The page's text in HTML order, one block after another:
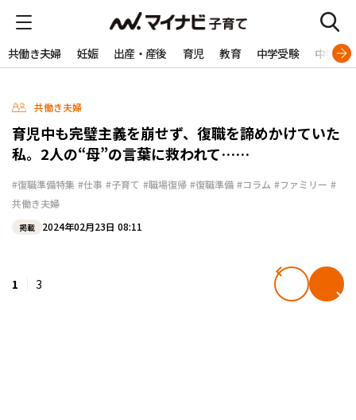
共働き夫婦 妊娠 出産・産後 育児 教育 中学受験 中学生
共働き夫婦
育児中も完璧主義を崩せず、復職を諦めかけていた
私。2人の“母”の言葉に救われて……
#復職準備特集 #仕事 #子育て #職場復帰 #復職準備 #コラム #ファミリー #
共働き夫婦
掲載 2024年02月23日 08:11
1 3